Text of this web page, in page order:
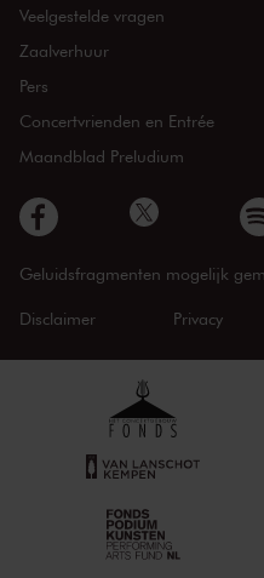
Veelgestelde vragen
Zaalverhuur
Pers
Concertvrienden en Entrée
Maandblad Preludium
Geluidsfragmenten mogelijk
Disclaimer Privacy